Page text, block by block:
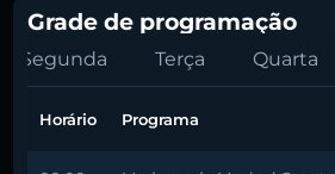
Grade de programação
Segunda Terça Quarta
Horário Programa